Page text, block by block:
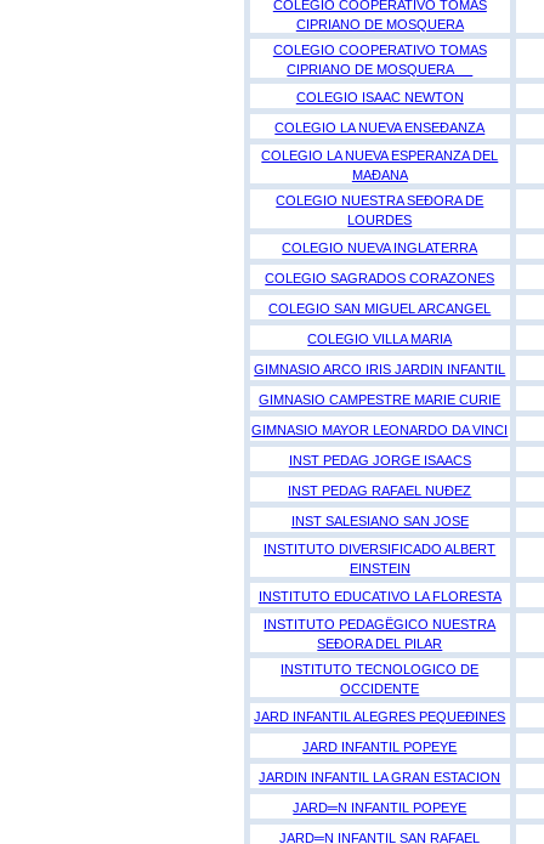
COLEGIO COOPERATIVO TOMAS
CIPRIANO DE MOSQUERA
COLEGIO COOPERATIVO TOMAS
CIPRIANO DE MOSQUERA
COLEGIO ISAAC NEWTON
COLEGIO LA NUEVA ENSEÐANZA
COLEGIO LA NUEVA ESPERANZA DEL
MAÐANA
COLEGIO NUESTRA SEÐORA DE
LOURDES
COLEGIO NUEVA INGLATERRA
COLEGIO SAGRADOS CORAZONES
COLEGIO SAN MIGUEL ARCANGEL
COLEGIO VILLA MARIA
GIMNASIO ARCO IRIS JARDIN INFANTIL
GIMNASIO CAMPESTRE MARIE CURIE
GIMNASIO MAYOR LEONARDO DA VINCI
INST PEDAG JORGE ISAACS
INST PEDAG RAFAEL NUÐEZ
INST SALESIANO SAN JOSE
INSTITUTO DIVERSIFICADO ALBERT
EINSTEIN
INSTITUTO EDUCATIVO LA FLORESTA
INSTITUTO PEDAGËGICO NUESTRA
SEÐORA DEL PILAR
INSTITUTO TECNOLOGICO DE
OCCIDENTE
JARD INFANTIL ALEGRES PEQUEÐINES
JARD INFANTIL POPEYE
JARDIN INFANTIL LA GRAN ESTACION
JARD═N INFANTIL POPEYE
JARD═N INFANTIL SAN RAFAEL